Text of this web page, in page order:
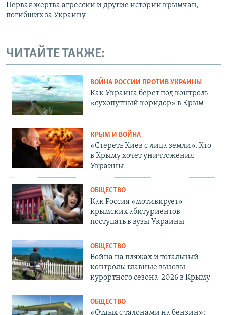
Первая жертва агрессии и другие истории крымчан,
погибших за Украину
ЧИТАЙТЕ ТАКЖЕ:
ВОЙНА РОССИИ ПРОТИВ УКРАИНЫ
Как Украина берет под контроль
«сухопутный коридор» в Крым
КРЫМ И ВОЙНА
«Стереть Киев с лица земли». Кто
в Крыму хочет уничтожения
Украины
ОБЩЕСТВО
Как Россия «мотивирует»
крымских абитуриентов
поступать в вузы Украины
ОБЩЕСТВО
Война на пляжах и тотальный
контроль: главные вызовы
курортного сезона-2026 в Крыму
ОБЩЕСТВО
«Отдых с талонами на бензин»: